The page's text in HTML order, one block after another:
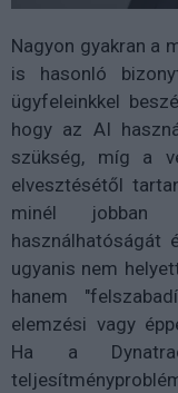
Nagyon gyakran a
is hasonló
ügyfeleinkkel
hogy az AI
szükség, míg a
elvesztésétől
minél jobban
használhatóságát
ugyanis nem
hanem
elemzési vagy
Ha a